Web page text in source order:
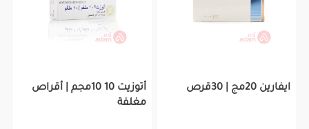
ايفارين 20مج | 30قرص
أتوزيت 10 10مجم | أقراص
مغلفة